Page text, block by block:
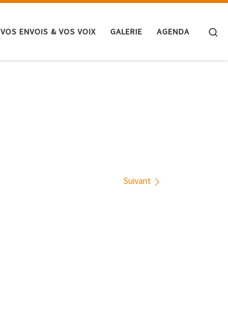
VOS ENVOIS & VOS VOIX GALERIE AGENDA
Suivant